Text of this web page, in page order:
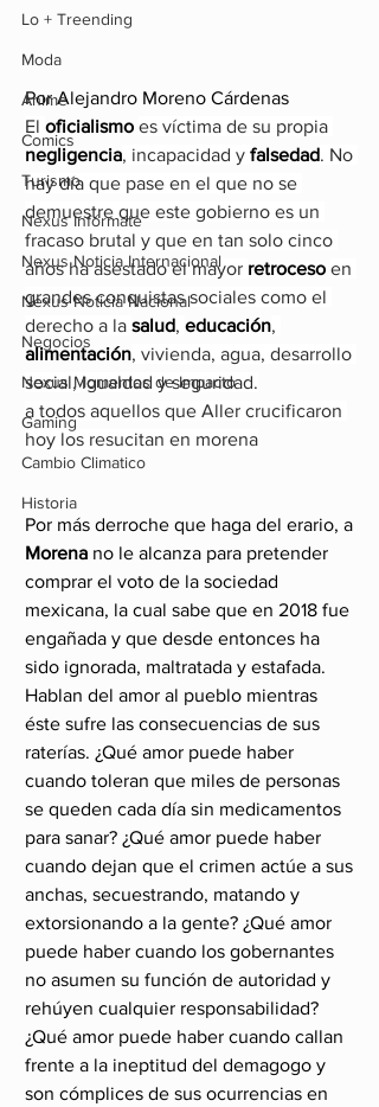
Lo + Treending
Moda
Anime
Comics
Turismo
Nexus Infórmate
Nexus Noticia Internacional
Nexus Noticia Nacional
Negocios
Nexus Momentos de Impacto
Gaming
Cambio Climatico
Historia
Por Alejandro Moreno Cárdenas
El oficialismo es víctima de su propia
negligencia, incapacidad y falsedad. No
hay día que pase en el que no se
demuestre que este gobierno es un
fracaso brutal y que en tan solo cinco
años ha asestado el mayor retroceso en
grandes conquistas sociales como el
derecho a la salud, educación,
alimentación, vivienda, agua, desarrollo
social, igualdad y seguridad.
a todos aquellos que Aller crucificaron
hoy los resucitan en morena
Por más derroche que haga del erario, a
Morena no le alcanza para pretender
comprar el voto de la sociedad
mexicana, la cual sabe que en 2018 fue
engañada y que desde entonces ha
sido ignorada, maltratada y estafada.
Hablan del amor al pueblo mientras
éste sufre las consecuencias de sus
raterías. ¿Qué amor puede haber
cuando toleran que miles de personas
se queden cada día sin medicamentos
para sanar? ¿Qué amor puede haber
cuando dejan que el crimen actúe a sus
anchas, secuestrando, matando y
extorsionando a la gente? ¿Qué amor
puede haber cuando los gobernantes
no asumen su función de autoridad y
rehúyen cualquier responsabilidad?
¿Qué amor puede haber cuando callan
frente a la ineptitud del demagogo y
son cómplices de sus ocurrencias en